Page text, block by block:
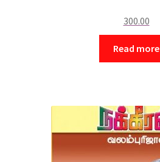
300.00
Read more